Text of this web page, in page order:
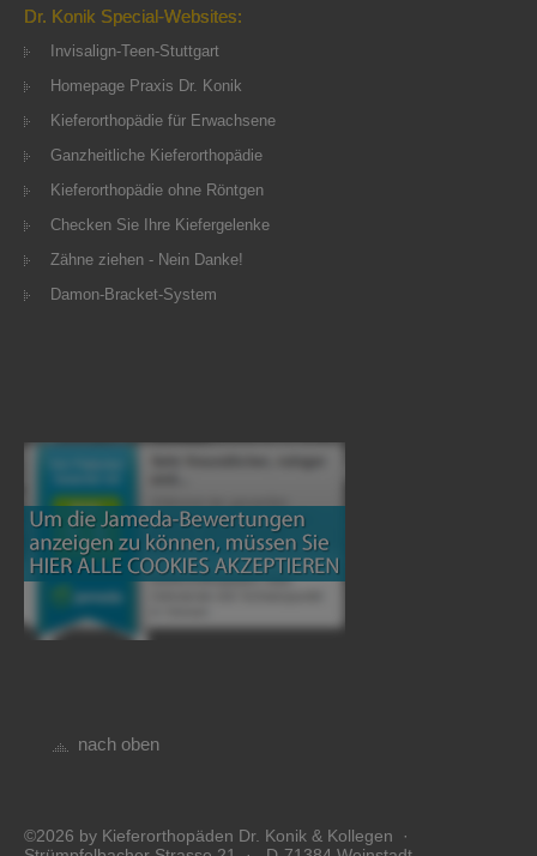
Dr. Konik Special-Websites:
Invisalign-Teen-Stuttgart
Homepage Praxis Dr. Konik
Kieferorthopädie für Erwachsene
Ganzheitliche Kieferorthopädie
Kieferorthopädie ohne Röntgen
Checken Sie Ihre Kiefergelenke
Zähne ziehen - Nein Danke!
Damon-Bracket-System
nach oben
©2026 by Kieferorthopäden Dr. Konik & Kollegen ·